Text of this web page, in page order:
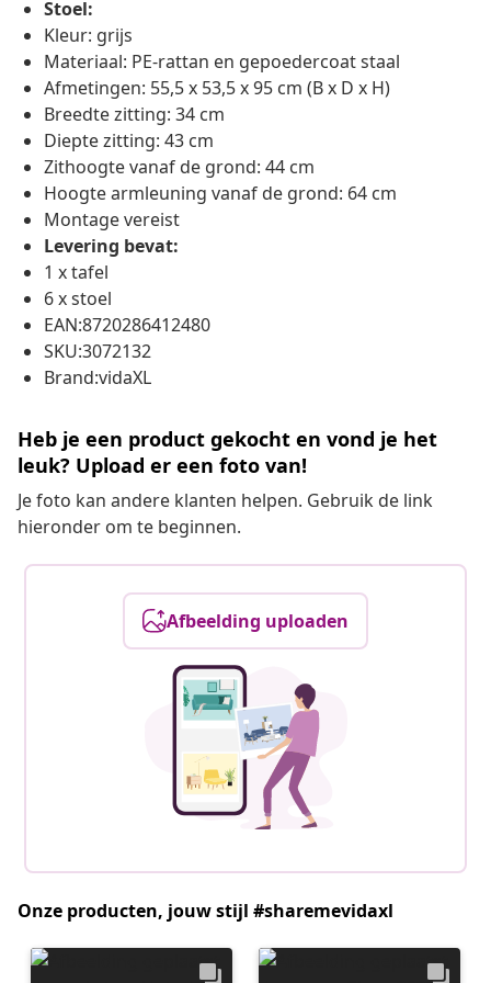
Stoel:
Kleur: grijs
Materiaal: PE-rattan en gepoedercoat staal
Afmetingen: 55,5 x 53,5 x 95 cm (B x D x H)
Breedte zitting: 34 cm
Diepte zitting: 43 cm
Zithoogte vanaf de grond: 44 cm
Hoogte armleuning vanaf de grond: 64 cm
Montage vereist
Levering bevat:
1 x tafel
6 x stoel
EAN:8720286412480
SKU:3072132
Brand:vidaXL
Heb je een product gekocht en vond je het
leuk? Upload er een foto van!
Je foto kan andere klanten helpen. Gebruik de link
hieronder om te beginnen.
Afbeelding uploaden
Onze producten, jouw stijl #sharemevidaxl